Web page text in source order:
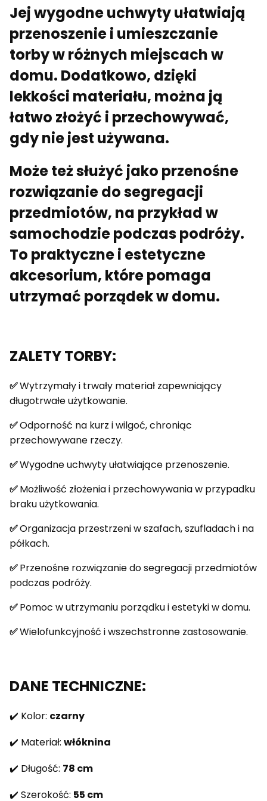
Jej wygodne uchwyty ułatwiają
przenoszenie i umieszczanie
torby w różnych miejscach w
domu. Dodatkowo, dzięki
lekkości materiału, można ją
łatwo złożyć i przechowywać,
gdy nie jest używana.
Może też służyć jako przenośne
rozwiązanie do segregacji
przedmiotów, na przykład w
samochodzie podczas podróży.
To praktyczne i estetyczne
akcesorium, które pomaga
utrzymać porządek w domu.
ZALETY TORBY:
✅Wytrzymały i trwały materiał zapewniający
długotrwałe użytkowanie.
✅Odporność na kurz i wilgoć, chroniąc
przechowywane rzeczy.
✅Wygodne uchwyty ułatwiające przenoszenie.
✅Możliwość złożenia i przechowywania w przypadku
braku użytkowania.
✅Organizacja przestrzeni w szafach, szufladach i na
półkach.
✅Przenośne rozwiązanie do segregacji przedmiotów
podczas podróży.
✅Pomoc w utrzymaniu porządku i estetyki w domu.
✅Wielofunkcyjność i wszechstronne zastosowanie.
DANE TECHNICZNE:
✔️ Kolor: czarny
✔️ Materiał: włóknina
✔️ Długość: 78 cm
✔️ Szerokość: 55 cm